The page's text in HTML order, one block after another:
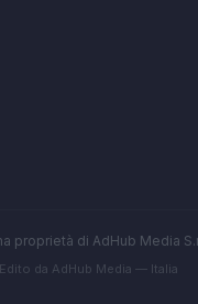
proprietà di AdHub Media
da AdHub Media — Italia